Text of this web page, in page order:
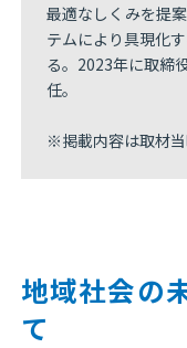
最適なしくみを提
テムにより具現化
る。2023年に取締
任。
※掲載内容は取材
地域社会の
て